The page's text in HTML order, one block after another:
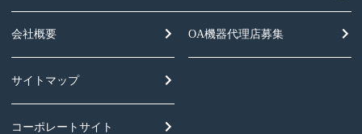
会社概要
サイトマップ
コーポレートサイト
OA機器代理店募集